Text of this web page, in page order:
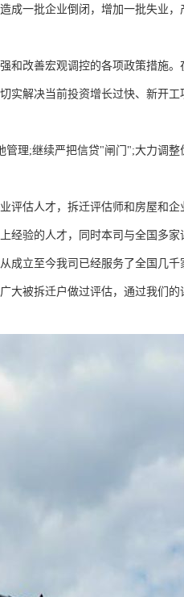
成一批企业倒闭，增加一批失业，
和改善宏观调控的各项政策措施。
实解决当前投资增长过快、新开工
管理;继续严把信贷"闸门";大力调整
评估人才，拆迁评估师和房屋和企
经验的人才，同时本司与全国多家
成立至今我司已经服务了全国几千
大被拆迁户做过评估，通过我们的